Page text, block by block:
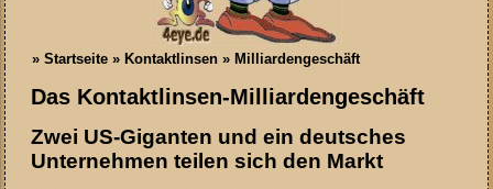
»Startseite » Kontaktlinsen » Milliardengeschäft
Das Kontaktlinsen-Milliardengeschäft
Zwei US-Giganten und ein deutsches
Unternehmen teilen sich den Markt